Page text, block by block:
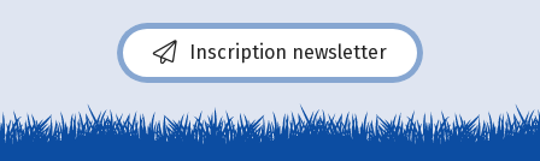
Inscription newsletter